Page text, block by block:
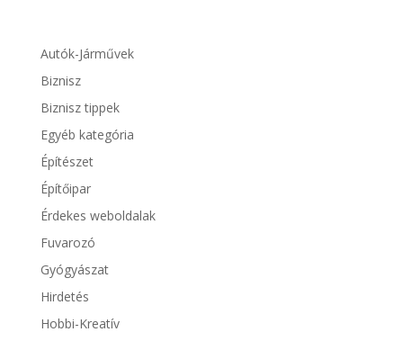
Autók-Járművek
Biznisz
Biznisz tippek
Egyéb kategória
Építészet
Építőipar
Érdekes weboldalak
Fuvarozó
Gyógyászat
Hirdetés
Hobbi-Kreatív